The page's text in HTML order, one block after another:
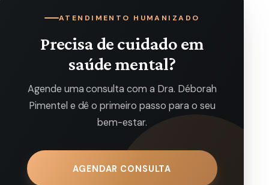
ATENDIMENTO HUMANIZADO
Precisa de cuidado em
saúde mental?
Agende uma consulta com a Dra. Déborah
Pimentel e dê o primeiro passo para o seu
bem-estar.
AGENDAR CONSULTA